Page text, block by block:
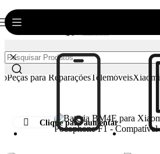
Peças para ReparaçõesTelemóveisXiaomi
Clique para aumentar